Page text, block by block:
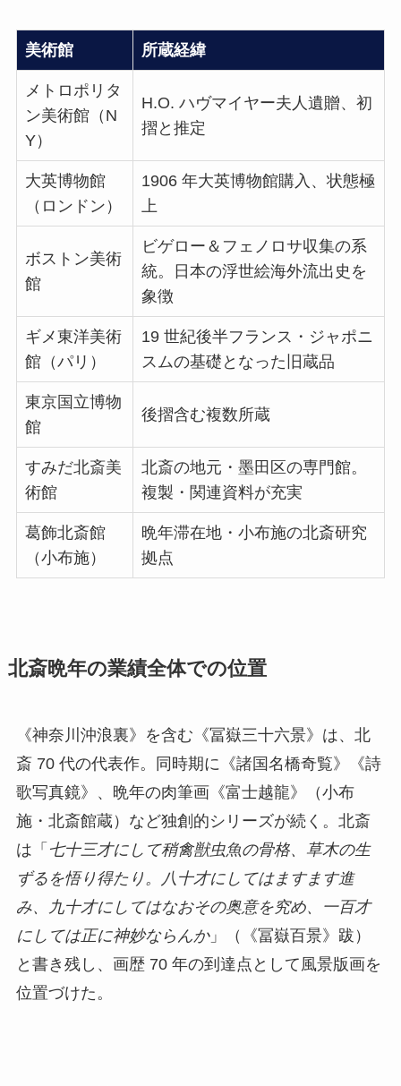
美術館 所蔵経緯
メトロポリタ
ン美術館（N
Y）
H.O. ハヴマイヤー夫人遺贈、初
摺と推定
大英博物館
（ロンドン）
1906 年大英博物館購入、状態極
上
ボストン美術
館
ビゲロー＆フェノロサ収集の系
統。日本の浮世絵海外流出史を
象徴
ギメ東洋美術
館（パリ）
19 世紀後半フランス・ジャポニ
スムの基礎となった旧蔵品
東京国立博物
館
後摺含む複数所蔵
すみだ北斎美
術館
北斎の地元・墨田区の専門館。
複製・関連資料が充実
葛飾北斎館
（小布施）
晩年滞在地・小布施の北斎研究
拠点
北斎晩年の業績全体での位置
《神奈川沖浪裏》を含む《冨嶽三十六景》は、北
斎 70 代の代表作。同時期に《諸国名橋奇覧》《詩
歌写真鏡》、晩年の肉筆画《富士越龍》（小布
施・北斎館蔵）など独創的シリーズが続く。北斎
は「 七十三才にして稍禽獣虫魚の骨格、草木の生
ずるを悟り得たり。八十才にしてはますます進
み、九十才にしてはなおその奥意を究め、一百才
にしては正に神妙ならんか」（《冨嶽百景》跋）
と書き残し、画歴 70 年の到達点として風景版画を
位置づけた。